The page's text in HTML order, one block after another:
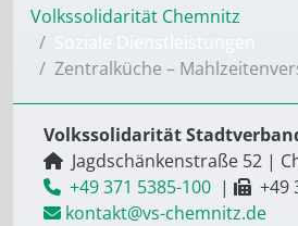
Volkssolidarität Chemnitz
Zentralküche –
Volkssolidarität
Jagdschänkenstraße 52 |
+49 371 5385-100 |
+49
kontakt@vs-chemnitz.de